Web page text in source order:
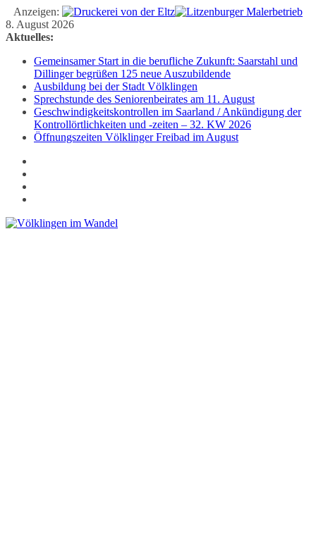
Anzeigen:
Zum
Inhalt
8. August 2026
Aktuelles:
Gemeinsamer Start in die berufliche Zukunft: Saarstahl und
Dillinger begrüßen 125 neue Auszubildende
Ausbildung bei der Stadt Völklingen
Sprechstunde des Seniorenbeirates am 11. August
Geschwindigkeitskontrollen im Saarland / Ankündigung der
Kontrollörtlichkeiten und -zeiten – 32. KW 2026
Öffnungszeiten Völklinger Freibad im August